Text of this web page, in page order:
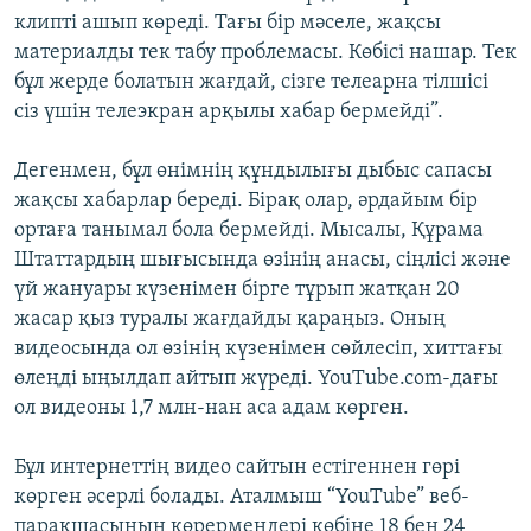
клипті ашып көреді. Тағы бір мәселе, жақсы
материалды тек табу проблемасы. Көбісі нашар. Тек
бұл жерде болатын жағдай, сізге телеарна тілшісі
сіз үшін телеэкран арқылы хабар бермейді”.
Дегенмен, бұл өнімнің құндылығы дыбыс сапасы
жақсы хабарлар береді. Бірақ олар, әрдайым бір
ортаға танымал бола бермейді. Мысалы, Құрама
Штаттардың шығысында өзінің анасы, сіңлісі және
үй жануары күзенімен бірге тұрып жатқан 20
жасар қыз туралы жағдайды қараңыз. Оның
видеосында ол өзінің күзенімен сөйлесіп, хиттағы
өлеңді ыңылдап айтып жүреді. YouTube.com-дағы
ол видеоны 1,7 млн-нан аса адам көрген.
Бұл интернеттің видео сайтын естігеннен гөрі
көрген әсерлі болады. Аталмыш “YouTube” веб-